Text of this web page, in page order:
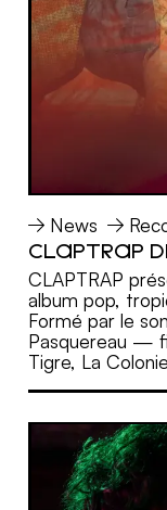
News
CLAPTRAP
CLAPTRAP
album pop,
Formé par le
Pasquereau —
Tigre, La